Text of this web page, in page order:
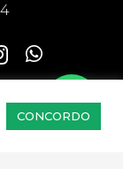
CONCORDO